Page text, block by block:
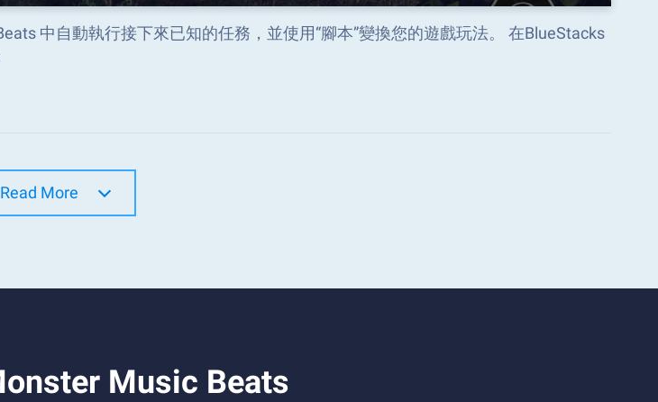
中自動執行接下來已知的任務，並使用“腳本”變換您的遊戲玩法。 在BlueStacks
Read More
Music Beats